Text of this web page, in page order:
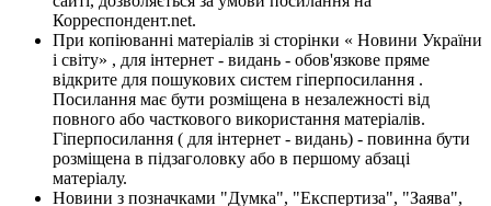
Корреспондент.net.
При копіюванні матеріалів зі сторінки « Новини України
і світу» , для інтернет - видань - обов'язкове пряме
відкрите для пошукових систем гіперпосилання .
Посилання має бути розміщена в незалежності від
повного або часткового використання матеріалів.
Гіперпосилання ( для інтернет - видань) - повинна бути
розміщена в підзаголовку або в першому абзаці
матеріалу.
Новини з позначками "Думка", "Експертиза", "Заява",